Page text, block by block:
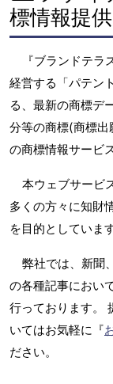
標情報提供
『ブランドテ
経営する「パテン
る、最新の商標デ
分等の商標(商標
の商標情報サービ
本ウェブサービ
多くの方々に知財
を目的としています
弊社では、新聞
の各種記事におい
行っております。
いてはお気軽に『
ださい。